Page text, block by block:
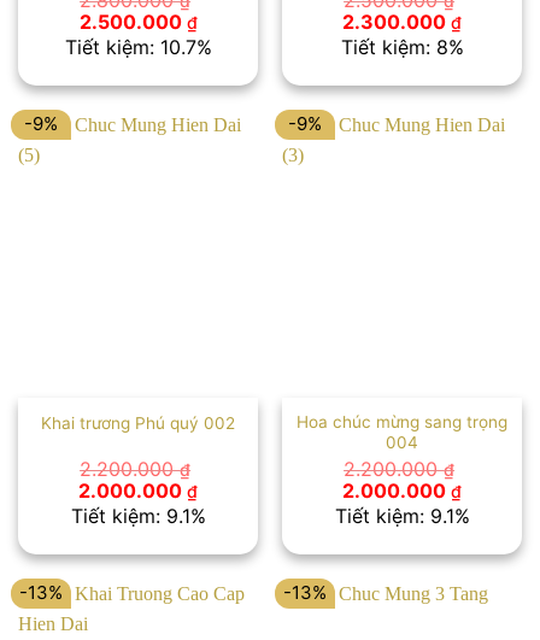
Giá
gốc
là:
2.500.000 ₫Giá
hiện
tại
2.500.000 ₫.
Tiết kiệm: 10.7%
Giá
gốc
là:
2.300.000 ₫Giá
hiện
tại
Tiết kiệm: 8%
-9%
Khai trương Phú quý 002
2.200.000₫
Giá
gốc
là:
2.000.000 ₫Giá
hiện
tại
2.000.000 ₫.
Tiết kiệm: 9.1%
-9%
Hoa chúc mừng sang trọng
004
2.200.000₫
Giá
gốc
là:
2.000.000 ₫Giá
hiện
tại
Tiết kiệm: 9.1%
-13% -13%